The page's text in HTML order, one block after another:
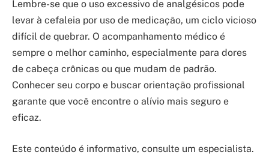
Lembre-se que o uso excessivo de analgésicos pode
levar à cefaleia por uso de medicação, um ciclo vicioso
difícil de quebrar. O acompanhamento médico é
sempre o melhor caminho, especialmente para dores
de cabeça crônicas ou que mudam de padrão.
Conhecer seu corpo e buscar orientação profissional
garante que você encontre o alívio mais seguro e
eficaz.
Este conteúdo é informativo, consulte um especialista.